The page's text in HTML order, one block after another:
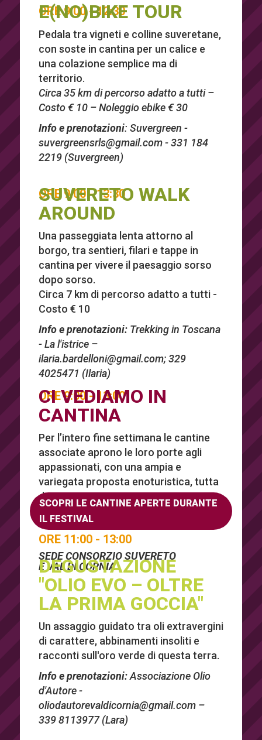
ORE 9:00 - 12:30
E(NO)BIKE TOUR
Pedala tra vigneti e colline suveretane,
con soste in cantina per un calice e
una colazione semplice ma di
territorio.
Circa 35 km di percorso adatto a tutti –
Costo € 10 – Noleggio ebike € 30
Info e prenotazioni: Suvergreen -
suvergreensrls@gmail.com- 331 184
2219 (Suvergreen)
ORE 9:00 - 13:30
SUVERETO WALK
AROUND
Una passeggiata lenta attorno al
borgo, tra sentieri, filari e tappe in
cantina per vivere il paesaggio sorso
dopo sorso.
Circa 7 km di percorso adatto a tutti -
Costo € 10
Info e prenotazioni:Trekking in Toscana
- La l'istrice –
ilaria.bardelloni@gmail.com; 329
4025471 (Ilaria)
ORE 9:00 - 13:00
CI VEDIAMO IN
CANTINA
Per l’intero fine settimana le cantine
associate aprono le loro porte agli
appassionati, con una ampia e
variegata proposta enoturistica, tutta
da vivere.
SCOPRI LE CANTINE APERTE DURANTE
IL FESTIVAL
ORE 11:00 - 13:00
SEDE CONSORZIO SUVERETO
E VAL DI CORNIA
DEGUSTAZIONE
"OLIO EVO – OLTRE
LA PRIMA GOCCIA"
Un assaggio guidato tra oli extravergini
di carattere, abbinamenti insoliti e
racconti sull'oro verde di questa terra.
Info e prenotazioni:Associazione Olio
d'Autore -
oliodautorevaldicornia@gmail.com–
339 8113977 (Lara)